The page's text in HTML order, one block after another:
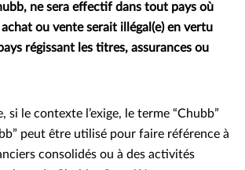
ne sera effectif dans tout pays où
ou vente serait illégal(e) en vertu
régissant les titres, assurances ou
si le contexte l’exige, le terme “Chubb”
peut être utilisé pour faire référence à
consolidés ou à des activités